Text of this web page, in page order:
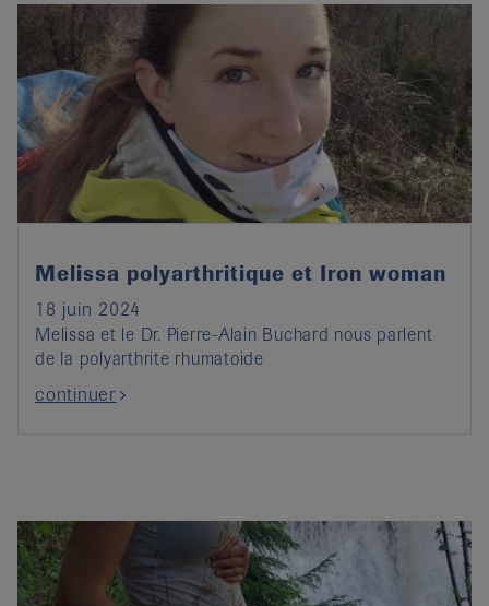
Melissa polyarthritique et Iron woman
18 juin 2024
Melissa et le Dr. Pierre-Alain Buchard nous parlent
de la polyarthrite rhumatoide
continuer